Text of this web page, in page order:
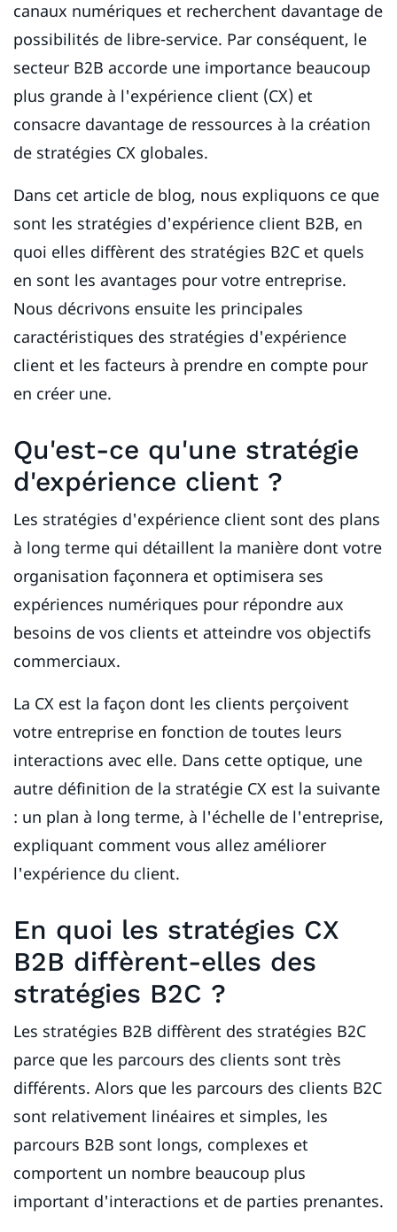
canaux numériques et recherchent davantage de
possibilités de libre-service. Par conséquent, le
secteur B2B accorde une importance beaucoup
plus grande à l'expérience client (CX) et
consacre davantage de ressources à la création
de stratégies CX globales.
Dans cet article de blog, nous expliquons ce que
sont les stratégies d'expérience client B2B, en
quoi elles diffèrent des stratégies B2C et quels
en sont les avantages pour votre entreprise.
Nous décrivons ensuite les principales
caractéristiques des stratégies d'expérience
client et les facteurs à prendre en compte pour
en créer une.
Qu'est-ce qu'une stratégie
d'expérience client ?
Les stratégies d'expérience client sont des plans
à long terme qui détaillent la manière dont votre
organisation façonnera et optimisera ses
expériences numériques pour répondre aux
besoins de vos clients et atteindre vos objectifs
commerciaux.
La CX est la façon dont les clients perçoivent
votre entreprise en fonction de toutes leurs
interactions avec elle. Dans cette optique, une
autre définition de la stratégie CX est la suivante
: un plan à long terme, à l'échelle de l'entreprise,
expliquant comment vous allez améliorer
l'expérience du client.
En quoi les stratégies CX
B2B diffèrent-elles des
stratégies B2C ?
Les stratégies B2B diffèrent des stratégies B2C
parce que les parcours des clients sont très
différents. Alors que les parcours des clients B2C
sont relativement linéaires et simples, les
parcours B2B sont longs, complexes et
comportent un nombre beaucoup plus
important d'interactions et de parties prenantes.